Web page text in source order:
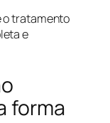
o tratamento
e
forma